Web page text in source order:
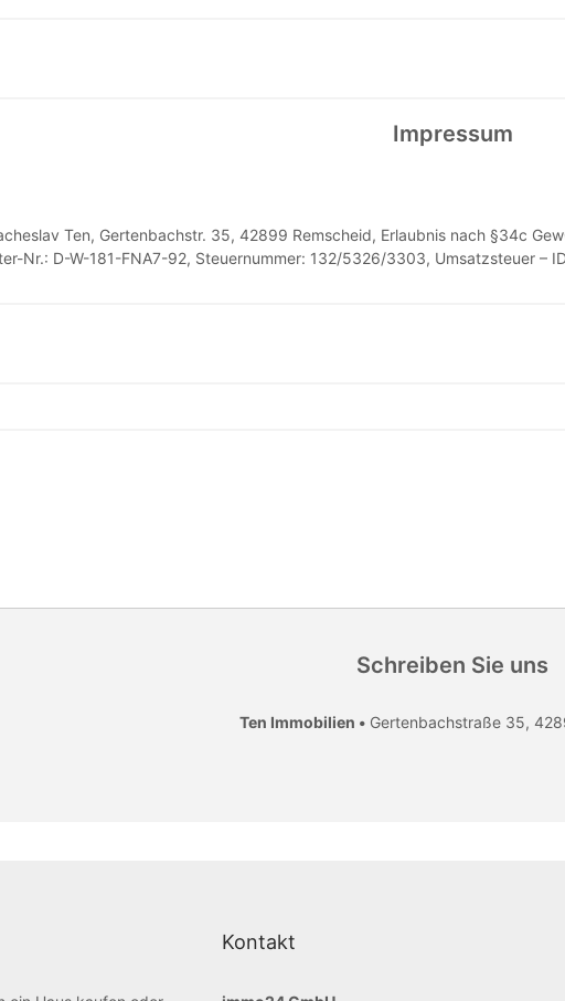
Impressum
Ten, Gertenbachstr. 35, 42899 Remscheid, Erlaubnis nach §34c
Nr.: D-W-181-FNA7-92, Steuernummer: 132/5326/3303, Umsatzsteuer –
Schreiben Sie uns
Ten Immobilien • Gertenbachstraße 35,
Kontakt